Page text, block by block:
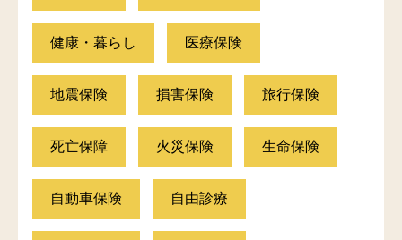
健康・暮らし 医療保険
地震保険 損害保険 旅行保険
死亡保障 火災保険 生命保険
自動車保険 自由診療